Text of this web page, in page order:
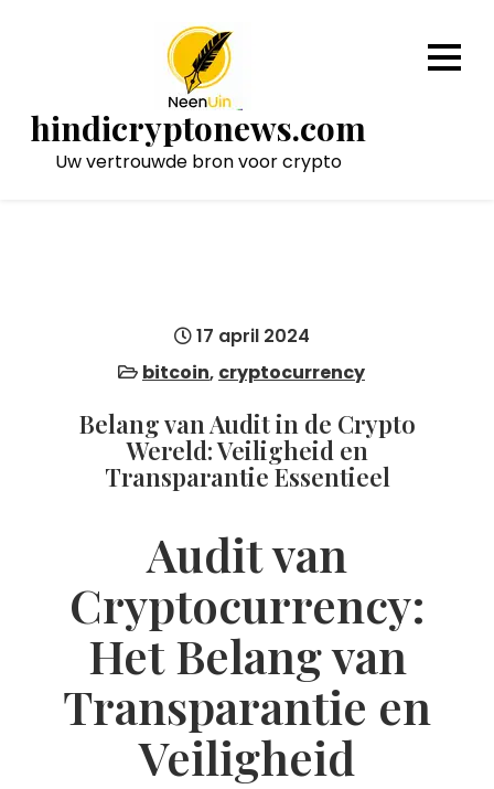
hindicryptonews.com
Uw vertrouwde bron voor crypto
17 april 2024
bitcoin, cryptocurrency
Belang van Audit in de Crypto
Wereld: Veiligheid en
Transparantie Essentieel
Audit van
Cryptocurrency:
Het Belang van
Transparantie en
Veiligheid